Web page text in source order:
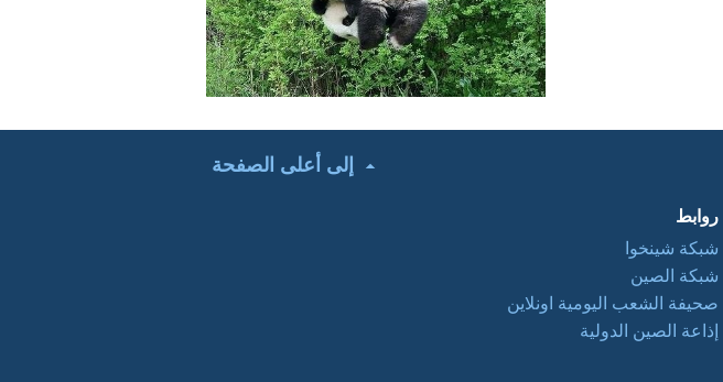
إلى أعلى الصفحة
روابط
شبكة شينخوا
شبكة الصين
صحيفة الشعب اليومية اونلاين
إذاعة الصين الدولية